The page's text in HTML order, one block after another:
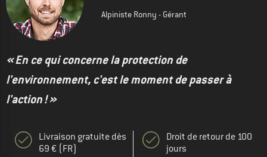
Alpiniste Ronny - Gérant
« En ce qui concerne la protection de
l'environnement, c'est le moment de passer à
l'action ! »
Livraison gratuite dès
69 € (FR)
Droit de retour de 100
jours